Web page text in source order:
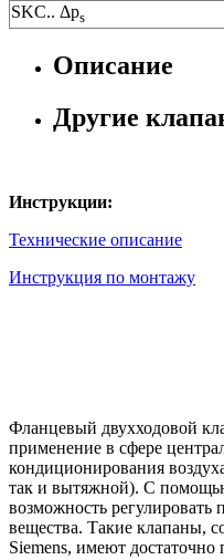
SKC.. Δps
Описание
Другие
Инструкции:
Технические описание
Инструкция по монтажу
Фланцевый двухходовой
применение в сфере
кондиционирования
так и вытяжной). С
возможность регулировать
вещества. Такие клапаны,
Siemens, имеют достаточно